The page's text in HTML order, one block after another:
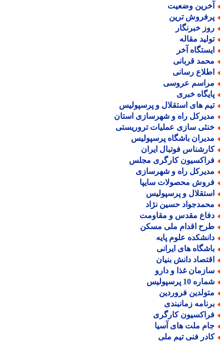
وضعیت
ترین
خبرنگار
مقاله
آخر
قربانی
رسانی
عروسی
خبری
های استقلال و پرسپولیس
راه و شهرسازی استان
سازی عملیات تروریستی
باشگاه پرسپولیس
فوتبال ایران
کارگری مجلس
راه و شهرسازی
محصولات سایپا
و پرسپولیس
حسین نژاد
مقدس و مقاومت
اقدام ملی مسکن
علوم پایه
های ایرانی
دانش بنیان
غذا و دارو
10 پرسپولیس
فروردین
زمانبندی
کارگری
ملت های آسیا
فنی تیم ملی